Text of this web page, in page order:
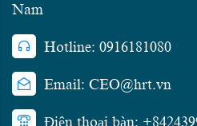
Nam
Hotline: 0916181080
Email: CEO@hrt.vn
Điện thoại bàn: